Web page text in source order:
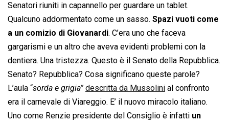
Senatori riuniti in capannello per guardare un tablet.
Qualcuno addormentato come un sasso. Spazi vuoti come
a un comizio di Giovanardi. C’era uno che faceva
gargarismi e un altro che aveva evidenti problemi con la
dentiera. Una tristezza. Questo è il Senato della Repubblica.
Senato? Repubblica? Cosa significano queste parole?
L’aula “sorda e grigia” descritta da Mussolini al confronto
era il carnevale di Viareggio. E’ il nuovo miracolo italiano.
Uno come Renzie presidente del Consiglio è infatti un